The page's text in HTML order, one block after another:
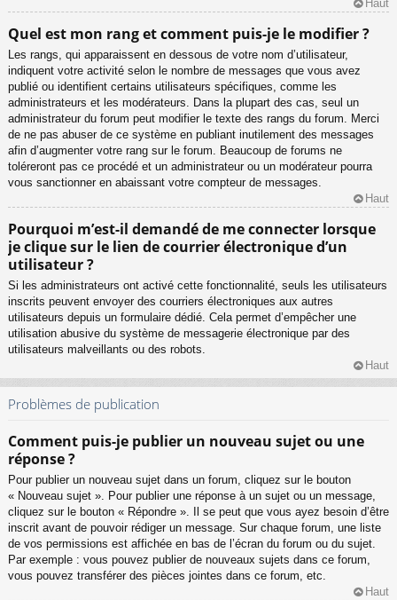
Haut
Quel est mon rang et comment puis-je le modifier ?
Les rangs, qui apparaissent en dessous de votre nom d’utilisateur,
indiquent votre activité selon le nombre de messages que vous avez
publié ou identifient certains utilisateurs spécifiques, comme les
administrateurs et les modérateurs. Dans la plupart des cas, seul un
administrateur du forum peut modifier le texte des rangs du forum. Merci
de ne pas abuser de ce système en publiant inutilement des messages
afin d’augmenter votre rang sur le forum. Beaucoup de forums ne
toléreront pas ce procédé et un administrateur ou un modérateur pourra
vous sanctionner en abaissant votre compteur de messages.
Haut
Pourquoi m’est-il demandé de me connecter lorsque
je clique sur le lien de courrier électronique d’un
utilisateur ?
Si les administrateurs ont activé cette fonctionnalité, seuls les utilisateurs
inscrits peuvent envoyer des courriers électroniques aux autres
utilisateurs depuis un formulaire dédié. Cela permet d’empêcher une
utilisation abusive du système de messagerie électronique par des
utilisateurs malveillants ou des robots.
Haut
Problèmes de publication
Comment puis-je publier un nouveau sujet ou une
réponse ?
Pour publier un nouveau sujet dans un forum, cliquez sur le bouton
« Nouveau sujet ». Pour publier une réponse à un sujet ou un message,
cliquez sur le bouton « Répondre ». Il se peut que vous ayez besoin d’être
inscrit avant de pouvoir rédiger un message. Sur chaque forum, une liste
de vos permissions est affichée en bas de l’écran du forum ou du sujet.
Par exemple : vous pouvez publier de nouveaux sujets dans ce forum,
vous pouvez transférer des pièces jointes dans ce forum, etc.
Haut